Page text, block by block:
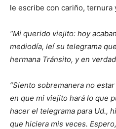
le escribe con cariño, ternura
“Mi querido viejito: hoy
mediodía, leí su telegrama
hermana Tránsito, y en
“Siento sobremanera no
en que mi viejito hará lo que
hacer el telegrama para Ud.,
que hiciera mis veces.